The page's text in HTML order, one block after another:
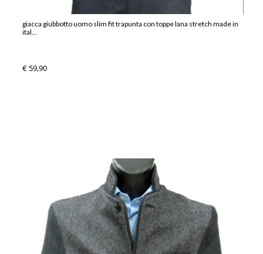
giacca giubbotto uomo slim fit trapunta con toppe lana stretch made in
ital...
€ 59,90